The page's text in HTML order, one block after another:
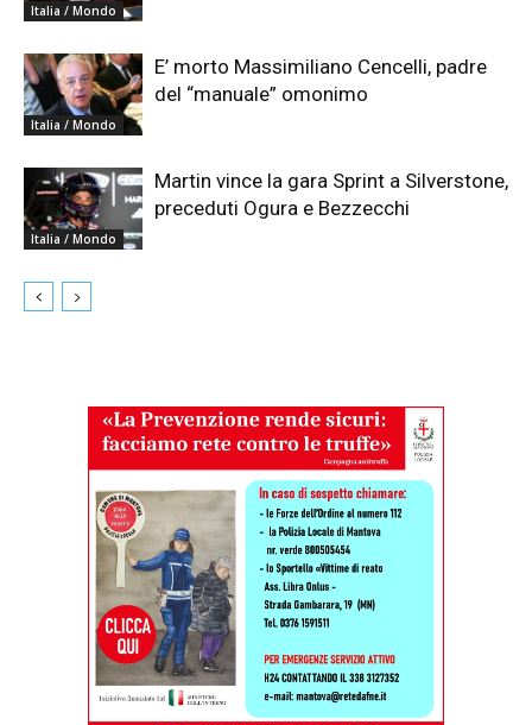
Italia / Mondo
Italia / Mondo
E’ morto Massimiliano Cencelli, padre
del “manuale” omonimo
Italia / Mondo
Martin vince la gara Sprint a Silverstone,
preceduti Ogura e Bezzecchi